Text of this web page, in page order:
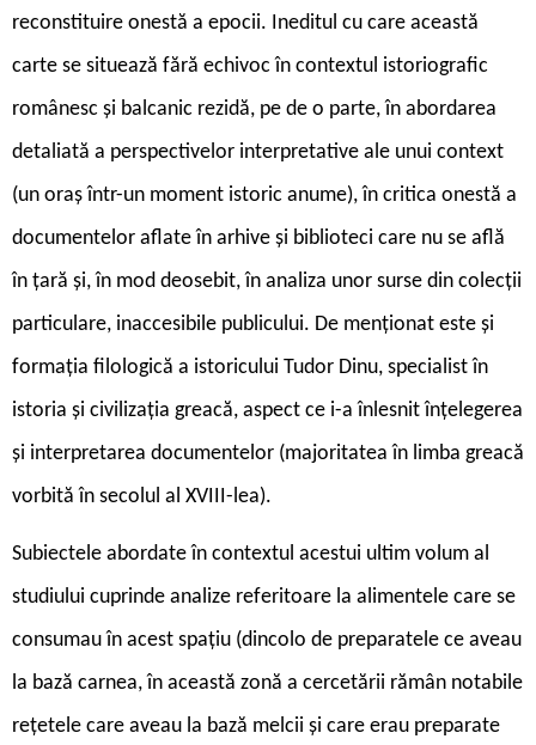
reconstituire onestă a epocii. Ineditul cu care această
carte se situează fără echivoc în contextul istoriografic
românesc și balcanic rezidă, pe de o parte, în abordarea
detaliată a perspectivelor interpretative ale unui context
(un oraș într-un moment istoric anume), în critica onestă a
documentelor aflate în arhive și biblioteci care nu se află
în țară și, în mod deosebit, în analiza unor surse din colecții
particulare, inaccesibile publicului. De menționat este și
formația filologică a istoricului Tudor Dinu, specialist în
istoria și civilizația greacă, aspect ce i-a înlesnit înțelegerea
și interpretarea documentelor (majoritatea în limba greacă
vorbită în secolul al XVIII-lea).
Subiectele abordate în contextul acestui ultim volum al
studiului cuprinde analize referitoare la alimentele care se
consumau în acest spațiu (dincolo de preparatele ce aveau
la bază carnea, în această zonă a cercetării rămân notabile
rețetele care aveau la bază melcii și care erau preparate